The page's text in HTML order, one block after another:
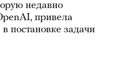
недавно
привела
постановке задачи